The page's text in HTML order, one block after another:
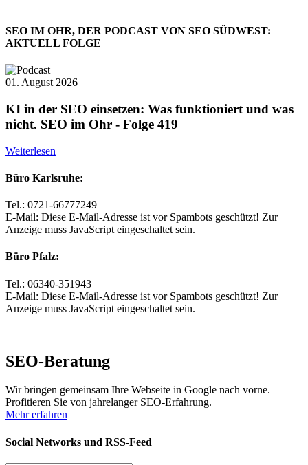
SEO IM OHR, DER PODCAST VON SEO SÜDWEST:
AKTUELL FOLGE
01. August 2026
KI in der SEO einsetzen: Was funktioniert und was
nicht. SEO im Ohr - Folge 419
Weiterlesen
Büro Karlsruhe:
Tel.: 0721-66777249
E-Mail: Diese E-Mail-Adresse ist vor Spambots geschützt! Zur
Anzeige muss JavaScript eingeschaltet sein.
Büro Pfalz:
Tel.: 06340-351943
E-Mail: Diese E-Mail-Adresse ist vor Spambots geschützt! Zur
Anzeige muss JavaScript eingeschaltet sein.
SEO-Beratung
Wir bringen gemeinsam Ihre Webseite in Google nach vorne.
Profitieren Sie von jahrelanger SEO-Erfahrung.
Mehr erfahren
Social Networks und RSS-Feed